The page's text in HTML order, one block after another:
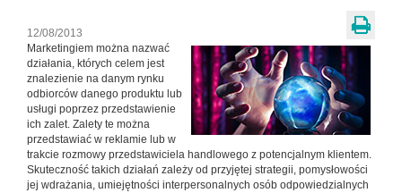
12/08/2013
Marketingiem można nazwać
działania, których celem jest
znalezienie na danym rynku
odbiorców danego produktu lub
usługi poprzez przedstawienie
ich zalet. Zalety te można
przedstawiać w reklamie lub w
trakcie rozmowy przedstawiciela handlowego z potencjalnym klientem.
Skuteczność takich działań zależy od przyjętej strategii, pomysłowości
jej wdrażania, umiejętności interpersonalnych osób odpowiedzialnych